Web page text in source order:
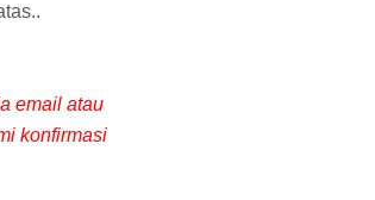
email atau
konfirmasi